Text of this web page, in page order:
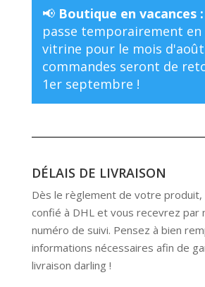
LICHEN
📢 Boutique en vacances :
passe temporairement en
vitrine pour le mois
commandes seront de
1er septembre !
DÉLAIS DE LIVRAISON
Dès le règlement de votre produit,
confié à DHL et vous recevrez par
numéro de suivi. Pensez à bien
informations nécessaires afin de
livraison darling !